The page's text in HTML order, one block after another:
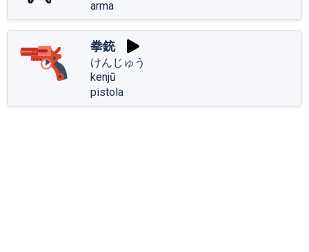
arma
拳銃
けんじゅう
kenjū
pistola